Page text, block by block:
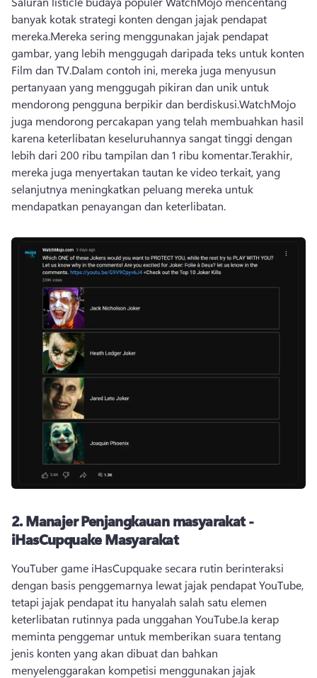
banyak kotak strategi konten dengan jajak pendapat
mereka.Mereka sering menggunakan jajak pendapat
gambar, yang lebih menggugah daripada teks untuk konten
Film dan TV.Dalam contoh ini, mereka juga menyusun
pertanyaan yang menggugah pikiran dan unik untuk
mendorong pengguna berpikir dan berdiskusi.WatchMojo
juga mendorong percakapan yang telah membuahkan hasil
karena keterlibatan keseluruhannya sangat tinggi dengan
lebih dari 200 ribu tampilan dan 1 ribu komentar.Terakhir,
mereka juga menyertakan tautan ke video terkait, yang
selanjutnya meningkatkan peluang mereka untuk
mendapatkan penayangan dan keterlibatan.
2.Manajer Penjangkauan masyarakat -
iHasCupquake Masyarakat
YouTuber game iHasCupquake secara rutin berinteraksi
dengan basis penggemarnya lewat jajak pendapat YouTube,
tetapi jajak pendapat itu hanyalah salah satu elemen
keterlibatan rutinnya pada unggahan YouTube.Ia kerap
meminta penggemar untuk memberikan suara tentang
jenis konten yang akan dibuat dan bahkan
menyelenggarakan kompetisi menggunakan jajak